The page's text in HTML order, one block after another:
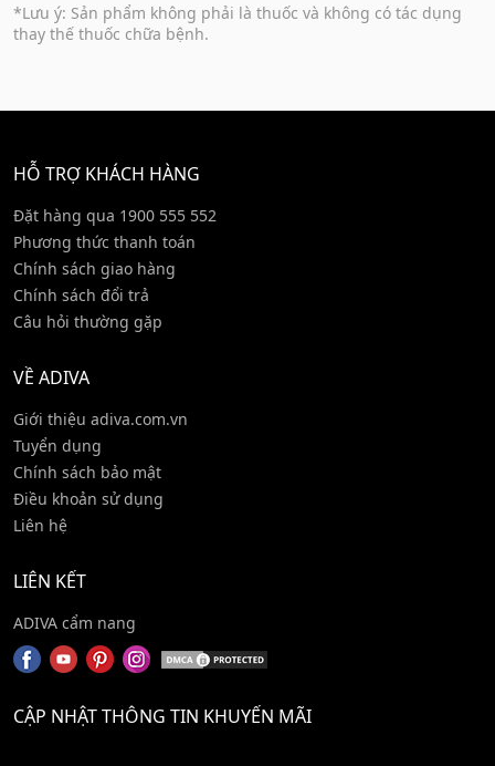
*Lưu ý: Sản phẩm không phải là thuốc và không có tác dụng
thay thế thuốc chữa bệnh.
HỖ TRỢ KHÁCH HÀNG
Đặt hàng qua 1900 555 552
Phương thức thanh toán
Chính sách giao hàng
Chính sách đổi trả
Câu hỏi thường gặp
VỀ ADIVA
Giới thiệu adiva.com.vn
Tuyển dụng
Chính sách bảo mật
Điều khoản sử dụng
Liên hệ
LIÊN KẾT
ADIVA cẩm nang
CẬP NHẬT THÔNG TIN KHUYẾN MÃI